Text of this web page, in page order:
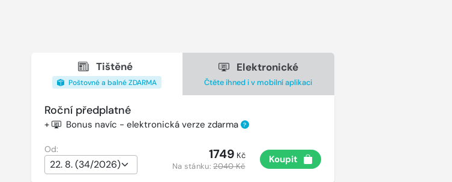
Tištěné
Poštovné a balné ZDARMA
Elektronické
Čtěte ihned i v mobilní aplikaci
Roční předplatné
+ Bonus navíc - elektronická verze zdarma ?
Od: 1749 Kč
Na stánku:2040 Kč
Koupit